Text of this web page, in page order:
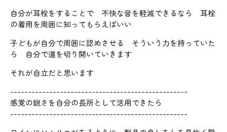
自分が耳栓をすることで 不快な音を軽減できるなら 耳栓
の着用を周囲に知ってもらえばいい
子どもが自分で周囲に認めさせる そういう力を持っていた
ら 自分で道を切り開いていきます
それが自立だと思います
--------------------------------------------------
感覚の鋭さを自分の長所として活用できたら
--------------------------------------------------